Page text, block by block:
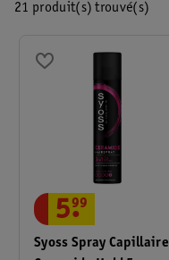
21 produit(s) trouvé(s)
Syoss Spray Capillaire
5.
99